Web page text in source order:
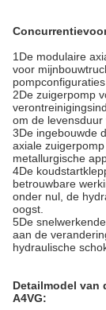
1De modulaire
voor
2De zuigerpomp
om de levensduur
3De ingebouwde
axiale
metallurgische
4De
betrouwbare
onder nul, de
oogst.
5De
aan de
hydraulische
Detailmodel van
A4VG: